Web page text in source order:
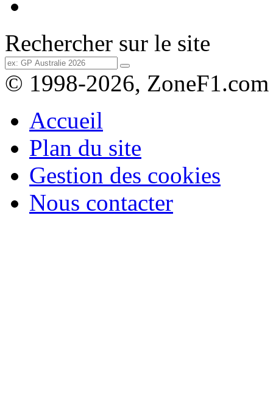
Rechercher sur le site
© 1998-2026, ZoneF1.com
Accueil
Plan du site
Gestion des cookies
Nous contacter